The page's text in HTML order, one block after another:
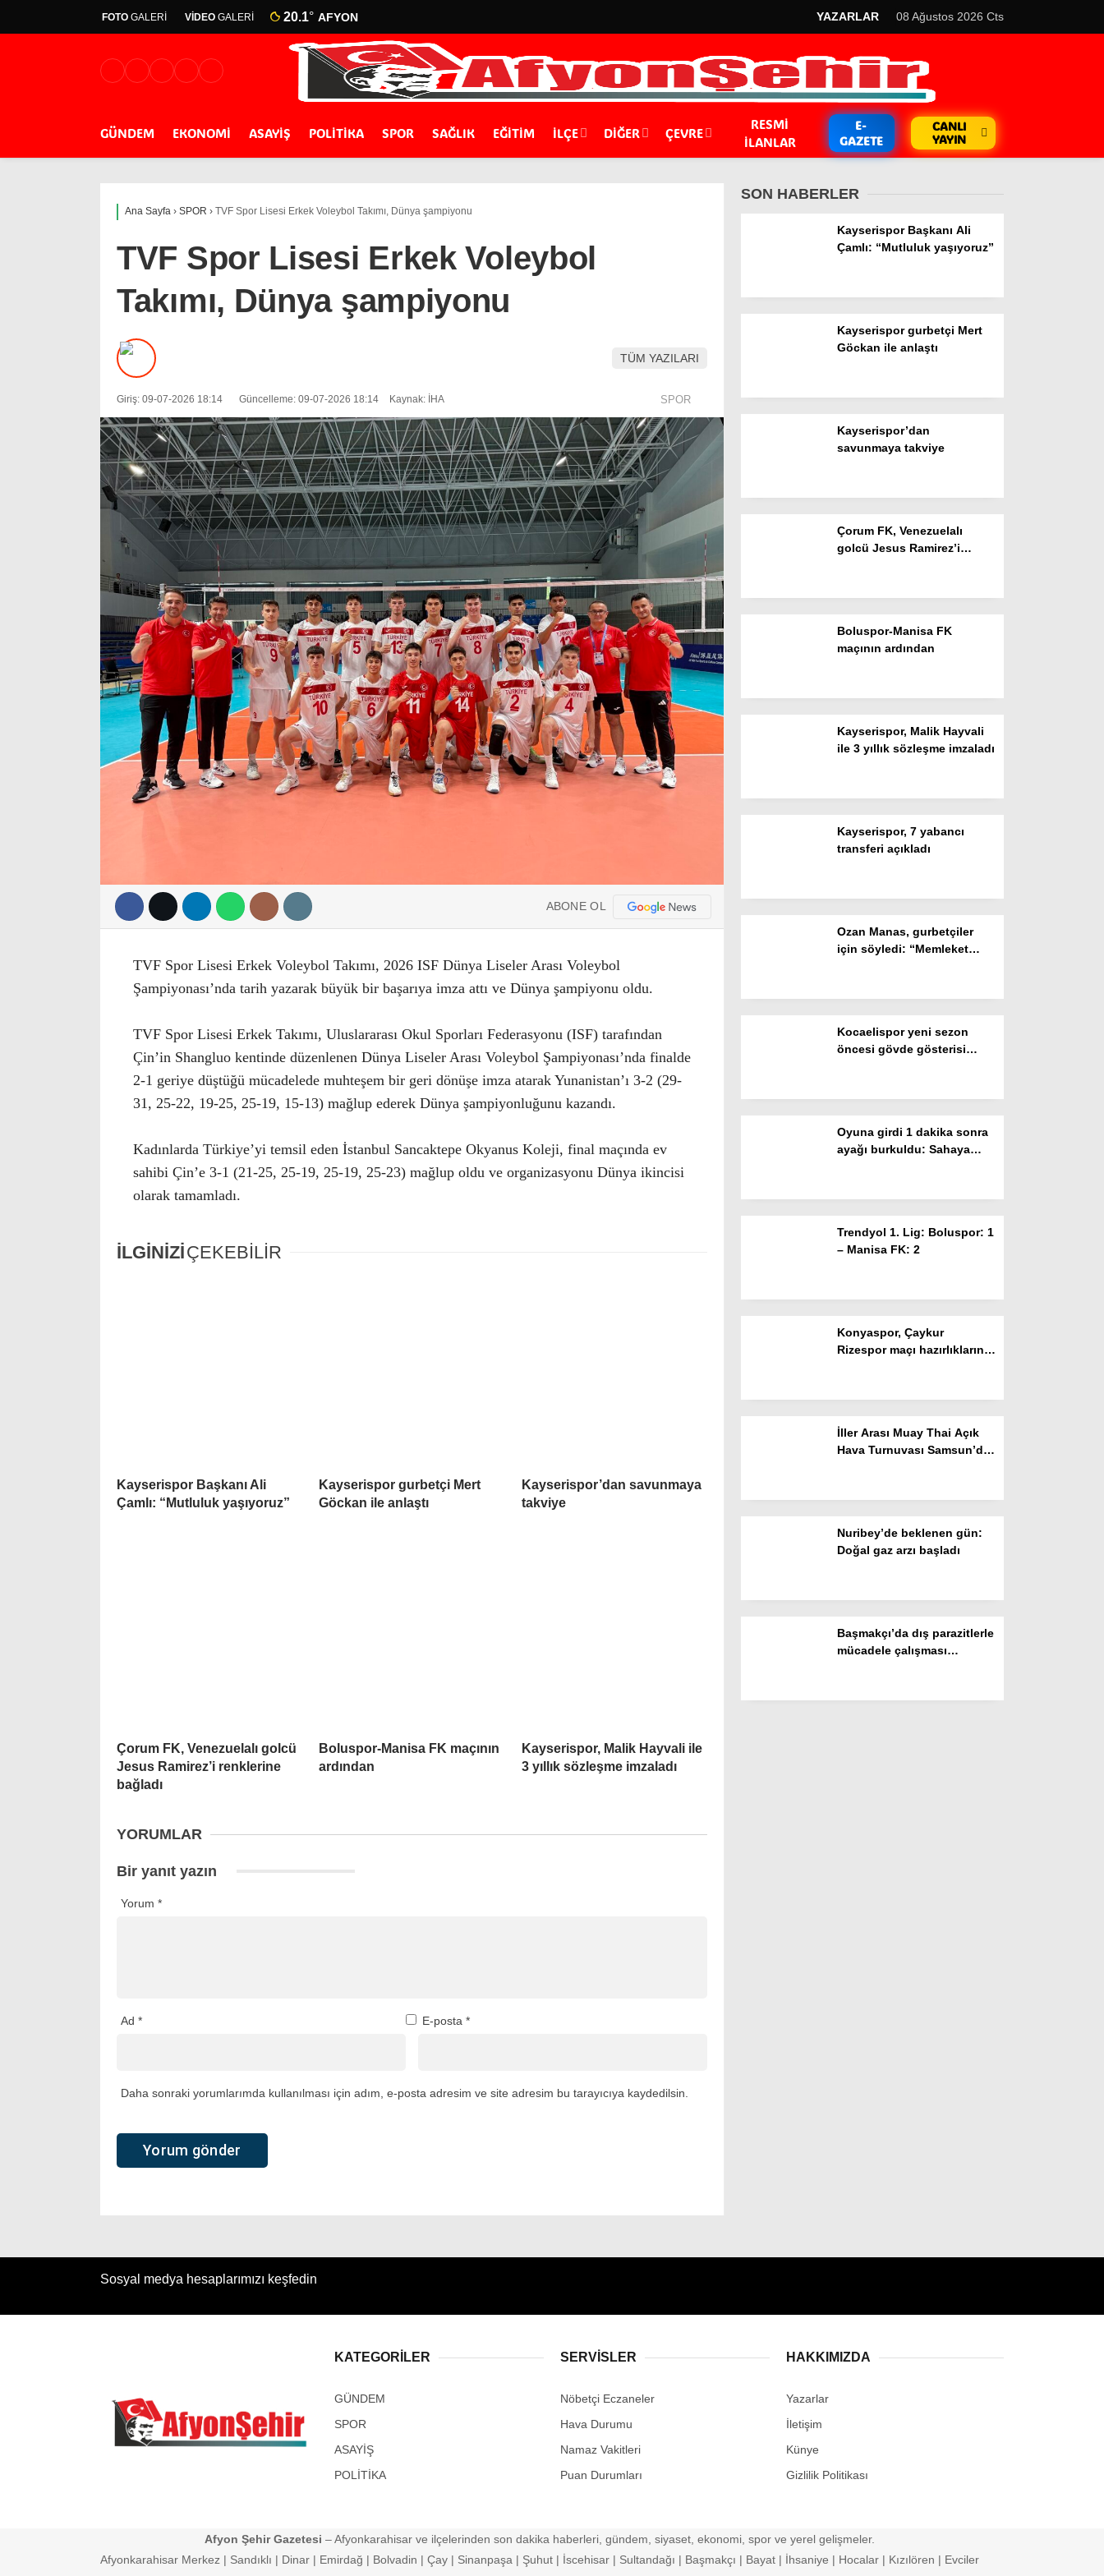
EKONOMİ
Namaz Vakitleri
Nöbetçi Eczaneler
SPOR
Magazin
Hava Durumu
Künye
Teknoloji
Instagram
FOTO GALERİ VİDEO GALERİ 20.1° AFYON YAZARLAR 08 Ağustos 2026 Cts
GÜNDEM EKONOMİ ASAYİŞ POLİTİKA SPOR SAĞLIK EĞİTİM İLÇE DIĞER ÇEVRE
RESMI
İLANLAR
E-
GAZETE
CANLI
YAYIN
Ana Sayfa › SPOR › TVF Spor Lisesi Erkek Voleybol Takımı, Dünya şampiyonu
TVF Spor Lisesi Erkek Voleybol
Takımı, Dünya şampiyonu
TÜM YAZILARI
Giriş: 09-07-2026 18:14 Güncelleme: 09-07-2026 18:14 Kaynak: İHA SPOR
ABONE OL
TVF Spor Lisesi Erkek Voleybol Takımı, 2026 ISF Dünya Liseler Arası Voleybol
Şampiyonası’nda tarih yazarak büyük bir başarıya imza attı ve Dünya şampiyonu oldu.
TVF Spor Lisesi Erkek Takımı, Uluslararası Okul Sporları Federasyonu (ISF) tarafından
Çin’in Shangluo kentinde düzenlenen Dünya Liseler Arası Voleybol Şampiyonası’nda finalde
2-1 geriye düştüğü mücadelede muhteşem bir geri dönüşe imza atarak Yunanistan’ı 3-2 (29-
31, 25-22, 19-25, 25-19, 15-13) mağlup ederek Dünya şampiyonluğunu kazandı.
Kadınlarda Türkiye’yi temsil eden İstanbul Sancaktepe Okyanus Koleji, final maçında ev
sahibi Çin’e 3-1 (21-25, 25-19, 25-19, 25-23) mağlup oldu ve organizasyonu Dünya ikincisi
olarak tamamladı.
İLGİNİZİÇEKEBİLİR
Kayserispor Başkanı Ali
Çamlı: “Mutluluk yaşıyoruz”
Kayserispor gurbetçi Mert
Göckan ile anlaştı
Kayserispor’dan savunmaya
takviye
Çorum FK, Venezuelalı golcü
Jesus Ramirez’i renklerine
bağladı
Boluspor-Manisa FK maçının
ardından
Kayserispor, Malik Hayvali ile
3 yıllık sözleşme imzaladı
YORUMLAR
Bir yanıt yazın
Yorum *
Ad * E-posta *
Daha sonraki yorumlarımda kullanılması için adım, e-posta adresim ve site adresim bu tarayıcıya kaydedilsin.
SON HABERLER
Kayserispor Başkanı Ali
Çamlı: “Mutluluk yaşıyoruz”
Kayserispor gurbetçi Mert
Göckan ile anlaştı
Kayserispor’dan
savunmaya takviye
Çorum FK, Venezuelalı
golcü Jesus Ramirez’i
Boluspor-Manisa FK
maçının ardından
Kayserispor, Malik Hayvali
ile 3 yıllık sözleşme imzaladı
Kayserispor, 7 yabancı
transferi açıkladı
Ozan Manas, gurbetçiler
için söyledi: “Memleket
Kocaelispor yeni sezon
öncesi gövde gösterisi
Oyuna girdi 1 dakika sonra
ayağı burkuldu: Sahaya
Trendyol 1. Lig: Boluspor: 1
– Manisa FK: 2
Konyaspor, Çaykur
Rizespor maçı hazırlıklarını
İller Arası Muay Thai Açık
Hava Turnuvası Samsun’da
Nuribey’de beklenen gün:
Doğal gaz arzı başladı
Başmakçı’da dış parazitlerle
mücadele çalışması
Sosyal medya hesaplarımızı keşfedin
KATEGORİLER
GÜNDEM
SPOR
ASAYİŞ
POLİTİKA
SERVİSLER
Nöbetçi Eczaneler
Hava Durumu
Namaz Vakitleri
Puan Durumları
HAKKIMIZDA
Yazarlar
İletişim
Künye
Gizlilik Politikası
Afyon Şehir Gazetesi – Afyonkarahisar ve ilçelerinden son dakika haberleri, gündem, siyaset, ekonomi, spor ve yerel gelişmeler.
Afyonkarahisar Merkez | Sandıklı | Dinar | Emirdağ | Bolvadin | Çay | Sinanpaşa | Şuhut | İscehisar | Sultandağı | Başmakçı | Bayat | İhsaniye | Hocalar | Kızılören | Evciler